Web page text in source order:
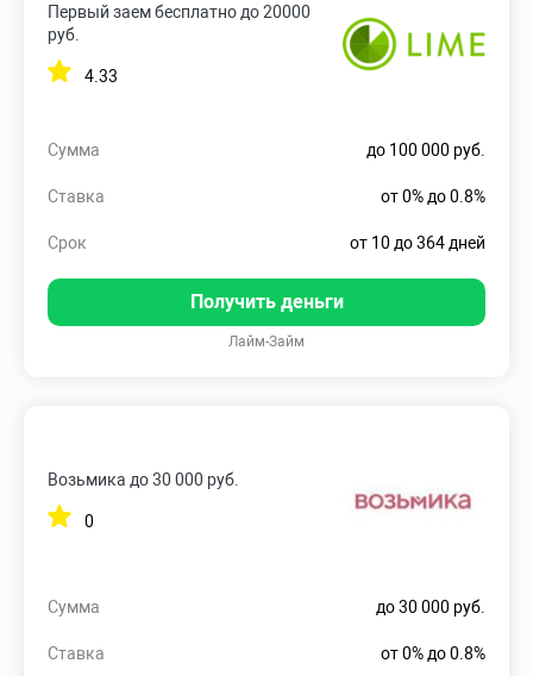
Первый заем бесплатно до 20000
руб.
4.33
Сумма до 100 000 руб.
Ставка от 0% до 0.8%
Срок от 10 до 364 дней
Получить деньги
Лайм-Займ
Возьмика до 30 000 руб.
0
Сумма до 30 000 руб.
Ставка от 0% до 0.8%